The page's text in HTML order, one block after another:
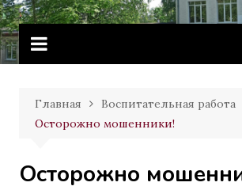
Перейти
к
содержимому
Витебское
училище олимпийского
Главная
Воспитательная работа
Осторожно мошенники!
Осторожно